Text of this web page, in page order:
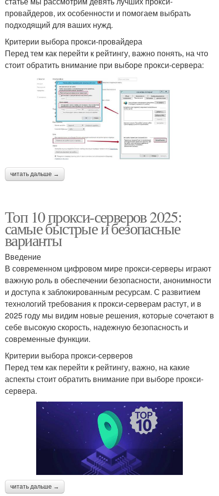
провайдеров, их особенности и помогаем выбрать
подходящий для ваших нужд.
Критерии выбора прокси-провайдера
Перед тем как перейти к рейтингу, важно понять, на что
стоит обратить внимание при выборе прокси-сервера:
читать дальше →
Топ 10 прокси-серверов 2025:
самые быстрые и безопасные
варианты
Введение
В современном цифровом мире прокси-серверы играют
важную роль в обеспечении безопасности, анонимности
и доступа к заблокированным ресурсам. С развитием
технологий требования к прокси-серверам растут, и в
2025 году мы видим новые решения, которые сочетают в
себе высокую скорость, надежную безопасность и
современные функции.
Критерии выбора прокси-серверов
Перед тем как перейти к рейтингу, важно, на какие
аспекты стоит обратить внимание при выборе прокси-
сервера.
читать дальше →